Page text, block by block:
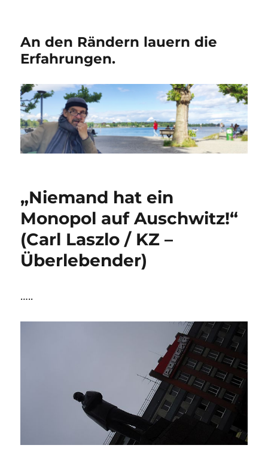
An den Rändern lauern die
Erfahrungen.
„Niemand hat ein
Monopol auf Auschwitz!“
(Carl Laszlo / KZ –
Überlebender)
…..